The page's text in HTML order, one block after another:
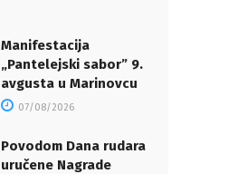
Manifestacija
„Pantelejski sabor” 9.
avgusta u Marinovcu
07/08/2026
Povodom Dana rudara
uručene Nagrade